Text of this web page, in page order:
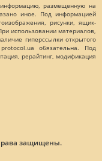
размещенную на
иное. Под информацией
рисунки, ящик-
использовании материалов,
гиперссылки открытого
обязательна. Под
рерайтинг, модификация
защищены.